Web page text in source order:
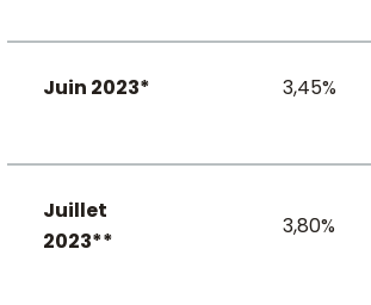
Juin 2023* 3,45%
Juillet
2023**
3,80%